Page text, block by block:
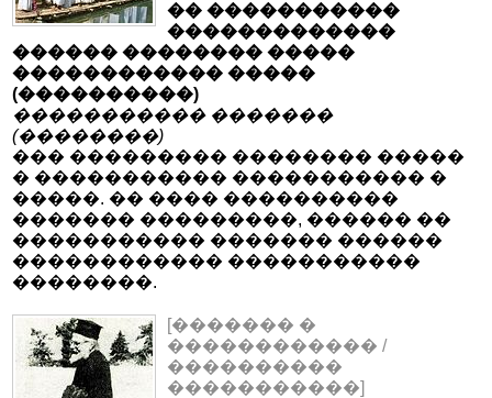
�� �����������
�������������
������ �������� �����
������������ �����
(����������)
����������� �������
(��������)
��� ��������� �������� �����
� ����������� ����������� �
�����. �� ���� ����������
������� ���������, ������ ��
����������� ������� ������
������������ �����������
��������.
[������� �
������������ /
����������
�����������]